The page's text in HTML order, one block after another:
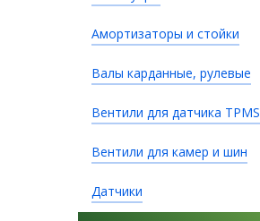
Амортизаторы и стойки
Валы карданные, рулевые
Вентили для датчика TPMS
Вентили для камер и шин
Датчики